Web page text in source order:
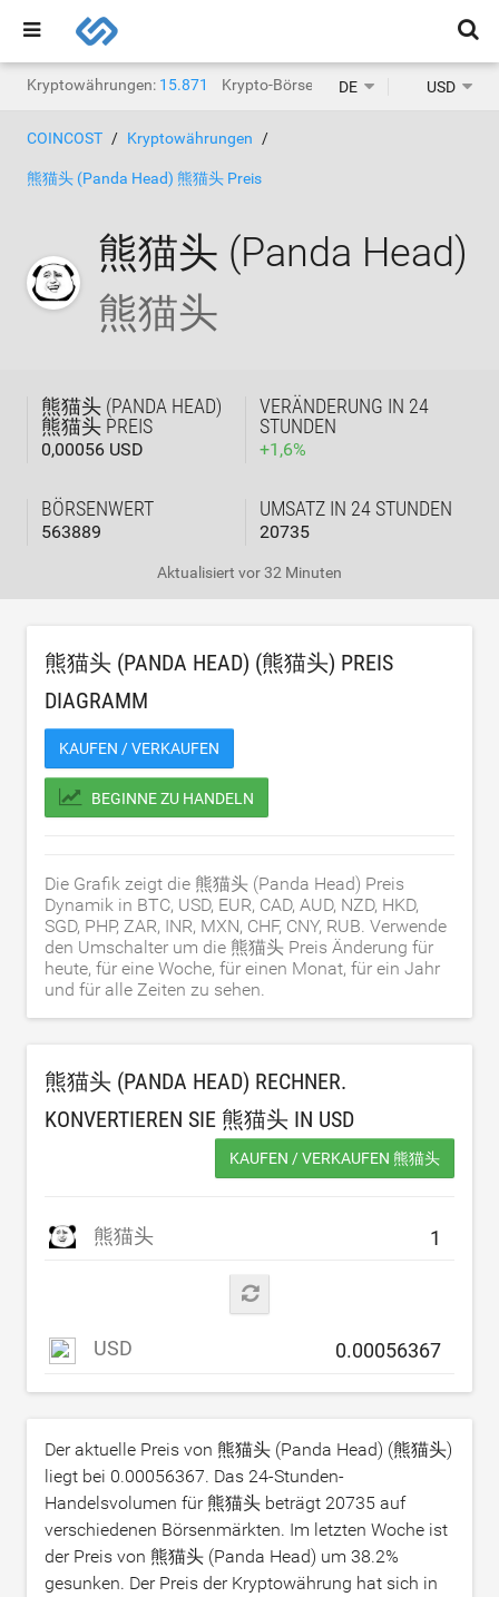
Kryptowährungen: 15.871 Krypto-Börsen: 1.468
DE USD
COINCOST Kryptowährungen
熊猫头 (Panda Head) 熊猫头 Preis
熊猫头 (Panda Head)
熊猫头
熊猫头 (PANDA HEAD)
熊猫头 PREIS
0,00056 USD
VERÄNDERUNG IN 24
STUNDEN
+1,6%
BÖRSENWERT
563889
UMSATZ IN 24 STUNDEN
20735
Aktualisiert vor 32 Minuten
熊猫头 (PANDA HEAD) (熊猫头) PREIS
DIAGRAMM
KAUFEN / VERKAUFEN
BEGINNE ZU HANDELN
Die Grafik zeigt die 熊猫头 (Panda Head) Preis
Dynamik in BTC, USD, EUR, CAD, AUD, NZD, HKD,
SGD, PHP, ZAR, INR, MXN, CHF, CNY, RUB. Verwende
den Umschalter um die 熊猫头 Preis Änderung für
heute, für eine Woche, für einen Monat, für ein Jahr
und für alle Zeiten zu sehen.
熊猫头 (PANDA HEAD) RECHNER.
KONVERTIEREN SIE 熊猫头 IN USD
KAUFEN / VERKAUFEN 熊猫头
熊猫头
USD
Der aktuelle Preis von 熊猫头 (Panda Head) (熊猫头)
liegt bei 0.00056367. Das 24-Stunden-
Handelsvolumen für 熊猫头 beträgt 20735 auf
verschiedenen Börsenmärkten. Im letzten Woche ist
der Preis von 熊猫头 (Panda Head) um 38.2%
gesunken. Der Preis der Kryptowährung hat sich in